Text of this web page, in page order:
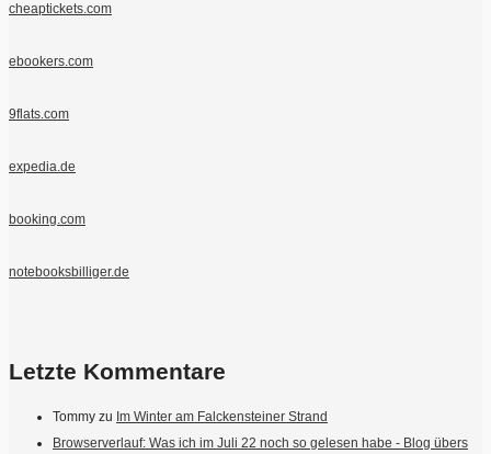
cheaptickets.com
ebookers.com
9flats.com
expedia.de
booking.com
notebooksbilliger.de
Letzte Kommentare
Tommy zu Im Winter am Falckensteiner Strand
Browserverlauf: Was ich im Juli 22 noch so gelesen habe - Blog übers